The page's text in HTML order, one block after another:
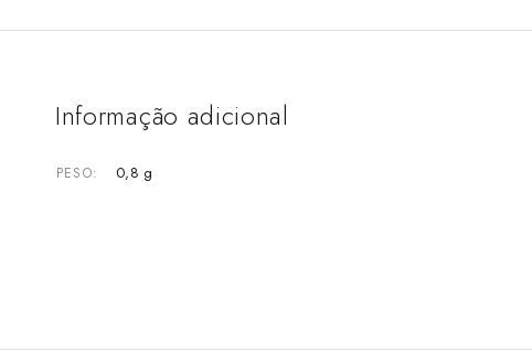
Informação adicional
PESO 0,8 g